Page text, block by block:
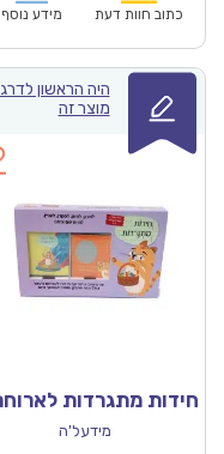
₪171.00.
כתוב חוות דעת מידע נוסף
₪138.90.
היה הראשון לדרג
מוצר זה
מידעל'ה